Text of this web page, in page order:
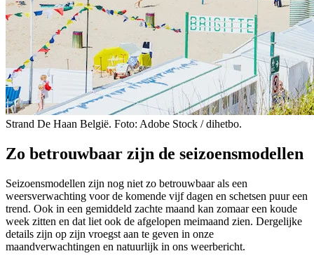
Strand De Haan België. Foto: Adobe Stock / dihetbo.
Zo betrouwbaar zijn de seizoensmodellen
Seizoensmodellen zijn nog niet zo betrouwbaar als een
weersverwachting voor de komende vijf dagen en schetsen puur een
trend. Ook in een gemiddeld zachte maand kan zomaar een koude
week zitten en dat liet ook de afgelopen meimaand zien. Dergelijke
details zijn op zijn vroegst aan te geven in onze
maandverwachtingen en natuurlijk in ons weerbericht.